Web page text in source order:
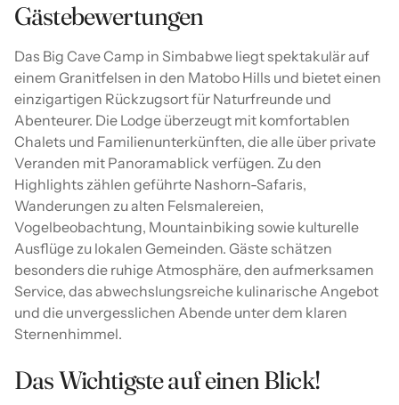
Gästebewertungen
Das Big Cave Camp in Simbabwe liegt spektakulär auf
einem Granitfelsen in den Matobo Hills und bietet einen
einzigartigen Rückzugsort für Naturfreunde und
Abenteurer. Die Lodge überzeugt mit komfortablen
Chalets und Familienunterkünften, die alle über private
Veranden mit Panoramablick verfügen. Zu den
Highlights zählen geführte Nashorn-Safaris,
Wanderungen zu alten Felsmalereien,
Vogelbeobachtung, Mountainbiking sowie kulturelle
Ausflüge zu lokalen Gemeinden. Gäste schätzen
besonders die ruhige Atmosphäre, den aufmerksamen
Service, das abwechslungsreiche kulinarische Angebot
und die unvergesslichen Abende unter dem klaren
Sternenhimmel.
Das Wichtigste auf einen Blick!